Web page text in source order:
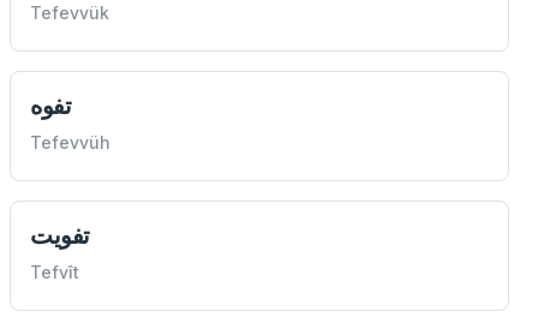
Tefevvük
تفوه
Tefevvüh
تفويت
Tefvît